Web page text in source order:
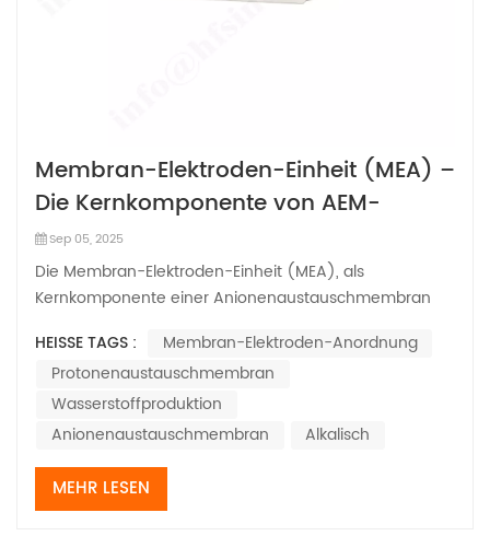
Membran-Elektroden-Einheit (MEA) –
Die Kernkomponente von AEM-
Elektrolyseuren
Sep 05, 2025
Die Membran-Elektroden-Einheit (MEA), als
Kernkomponente einer Anionenaustauschmembran
Wasserelektrolyse zur Wasserstoffproduktion, ähnlich
wie das Herz den Blutkreislauf antreibt. Er besteht
hauptsächlich aus einer Anionenaustauschmembran
(AEM)...
HEISSE TAGS :
Membran-Elektroden-Anordnung
Protonenaustauschmembran
Wasserstoffproduktion
Anionenaustauschmembran
Alkalisch
MEHR LESEN